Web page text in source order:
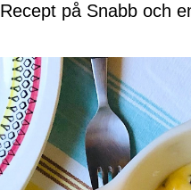
Recept på Snabb och